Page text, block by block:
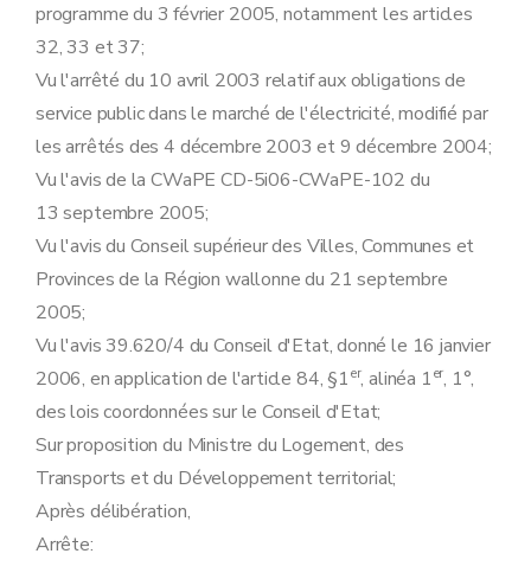
Section 3
En matière de fourniture industrielle de plus de 20 GWh par an et d'autoproduction d'électricité verte
Art.14
Chapitre II
Section première En matière de régularité, qualité et facturation des fournitures
Art. 3
Art.
Art. 4
Art. 5
Art.6 bis
Art. 7
Art. 8
Art. 8 bis
Art. 10
Art.10bis
Section 2 En matière d'information et de sensibilisation à l'utilisation rationnelle de l'énergie et aux énergies renouvelables
Art. 11
Art. 12
Art. 13
Art. 14
Section3
En matière de fourniture industrielle de plus de 20 GWh par an et d'autoproduction d'électricité verte
Art.14bis
Chapitre III
Section première
programme du 3 février 2005, notamment les articles
32, 33 et 37;
Vu l'arrêté du 10 avril 2003 relatif aux obligations de
service public dans le marché de l'électricité, modifié par
les arrêtés des 4 décembre 2003 et 9 décembre 2004;
Vu l'avis de la CWaPE CD-5i06-CWaPE-102 du
13 septembre 2005;
Vu l'avis du Conseil supérieur des Villes, Communes et
Provinces de la Région wallonne du 21 septembre
2005;
Vu l'avis 39.620/4 du Conseil d'Etat, donné le 16 janvier
2006, en application de l'article 84, §1er, alinéa 1er, 1°,
des lois coordonnées sur le Conseil d'Etat;
Sur proposition du Ministre du Logement, des
Transports et du Développement territorial;
Après délibération,
Arrête: